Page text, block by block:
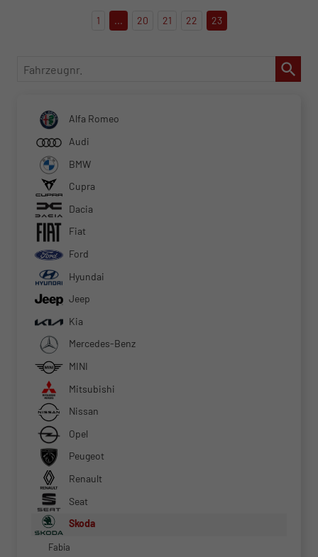
1 ... 20 21 22 23
Fahrzeugnr.
Alfa Romeo
Audi
BMW
Cupra
Dacia
Fiat
Ford
Hyundai
Jeep
Kia
Mercedes-Benz
MINI
Mitsubishi
Nissan
Opel
Peugeot
Renault
Seat
Skoda
Fabia